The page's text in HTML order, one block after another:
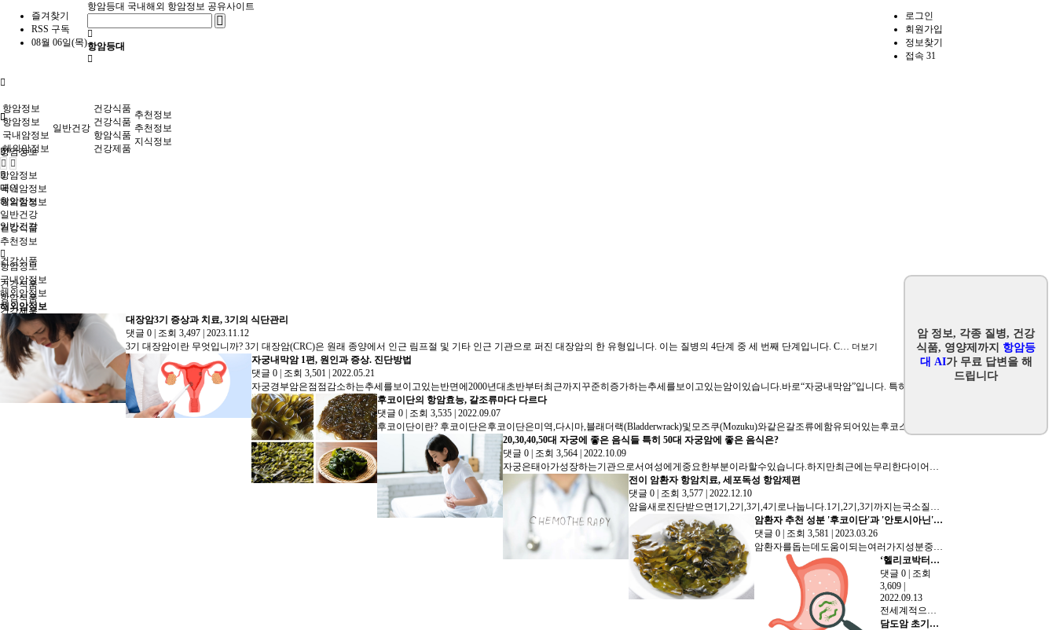
즐겨찾기
RSS 구독
08월 06일(목)
로그인
회원가입
정보찾기
접속 31
항암등대 국내해외 항암정보 공유사이트
항암등대
항암정보
항암정보
국내암정보
해외암정보
일반건강
건강식품
건강식품
항암식품
건강제품
추천정보
추천정보
지식정보
항암정보
항암정보
국내암정보
해외암정보
일반건강
건강식품
건강식품
항암식품
건강제품
추천정보
추천정보
지식정보
메인
항암정보
일반건강
건강식품
추천정보
항암정보
국내암정보
해외암정보
해외암정보
대장암3기 증상과 치료, 3기의 식단관리
댓글 0
조회 3,497 2023.11.12
3기 대장암이란 무엇입니까? 3기 대장암(CRC)은 원래 종양에서 인근 림프절 및 기타 인근 기관으로 퍼진 대장암의 한 유형입니다. 이는 질병의 4단계 중 세 번째 단계입니다. C… 더보기
자궁내막암 1편, 원인과 증상. 진단방법
댓글 0
조회 3,501 2022.05.21
후코이단의 항암효능, 갈조류마다 다르다
댓글 0
조회 3,535 2022.09.07
20,30,40,50대 자궁에 좋은 음식들 특히 50대 자궁암에 좋은 음식은?
댓글 0
조회 3,564 2022.10.09
자궁은태아가성장하는기관으로서여성에게중요한부분이라할수있습니다.하지만최근에는무리한다이어트나환경오염등의문제가젊은층부터염증이생기거나약해져자궁암에이르는경우가많다고합니다. 그렇다면 연령별로 …
전이 암환자 항암치료, 세포독성 항암제편
댓글 0
조회 3,577 2022.12.10
암을새로진단받으면1기,2기,3기,4기로나눕니다.1기,2기,3기까지는국소질환이기때문에수술이나방사선치료에서완치를기대할확률이높습니다.4기인경우는대부분전이가있거나처음에수술이나방사선을받은다…
암환자 추천 성분 '후코이단'과 '안토시아닌' 유의사항
댓글 0
조회 3,581 2023.03.26
암환자를돕는데도움이되는여러가지성분중에서후코이단과안토시아닌은중요한역할을합니다.후코이단은해조류에서추출한다당체로면역기능을증진시키고항염증작용이있어암예방및치료에도움이됩니다.안토시아닌은산화스…
‘헬리코박터균' 잡아 위암 예방한다
댓글 0
조회
3,609
2022.09.13
전세계적으로우리나라가위암발생이가장많은나라로되어있는데중요한이유중의하나가첫번째는헬리코박터균감염입니다.그다음으로다른원인으로는김치같은절인음식들을많이섭취하기때문입니다.​헬리코박터균감염이높은…
담도암 초기증상, 수술 부터 항암치료까지의 모든 것
암 정보, 각종 질병, 건강
식품, 영양제까지 항암등
대 AI가 무료 답변을 해
드립니다